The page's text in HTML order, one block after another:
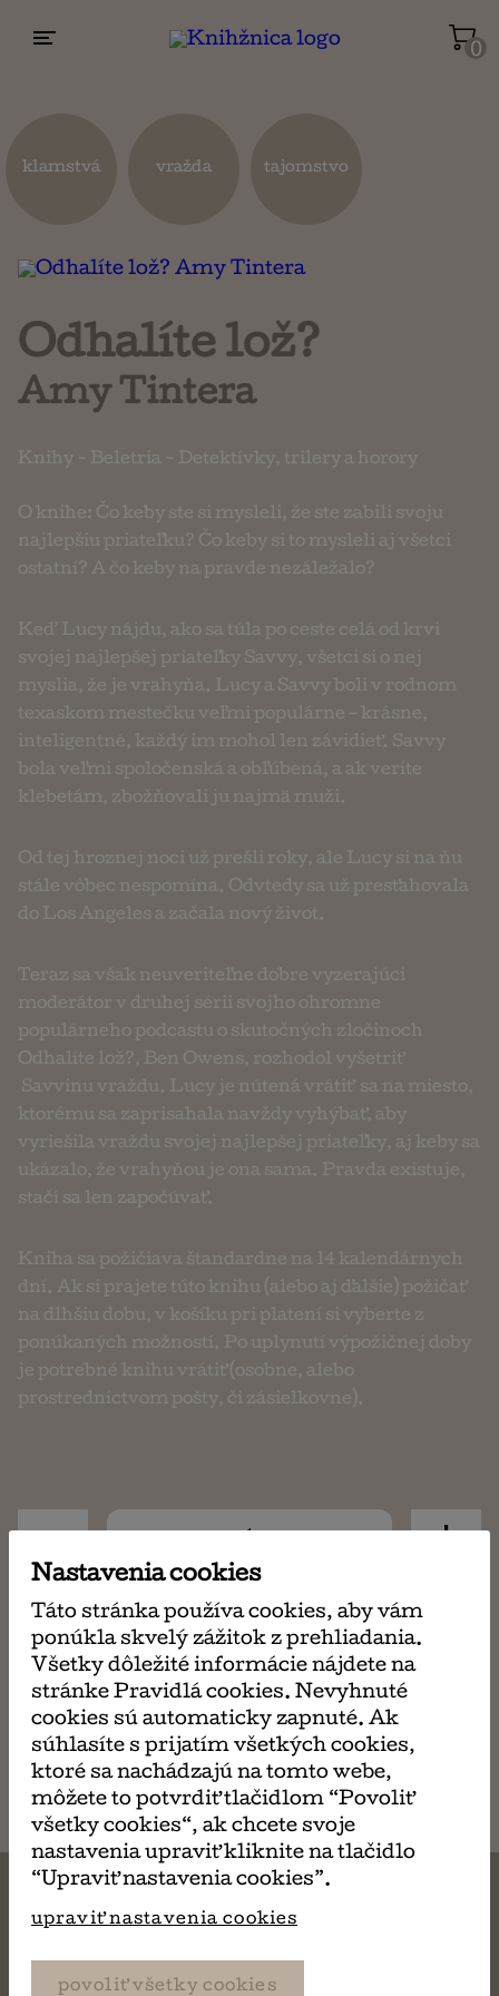
0
klamstvá vražda tajomstvo
Odhalíte lož?
Amy Tintera
Knihy - Beletria - Detektívky, trilery a horory
O knihe: Čo keby ste si mysleli, že ste zabili svoju
najlepšiu priateľku? Čo keby si to mysleli aj všetci
ostatní? A čo keby na pravde nezáležalo?
Keď Lucy nájdu, ako sa túla po ceste celá od krvi
svojej najlepšej priateľky Savvy, všetci si o nej
myslia, že je vrahyňa. Lucy a Savvy boli v rodnom
texaskom mestečku veľmi populárne – krásne,
inteligentné, každý im mohol len závidieť. Savvy
bola veľmi spoločenská a obľúbená, a ak veríte
klebetám, zbožňovali ju najmä muži.
Od tej hroznej noci už prešli roky, ale Lucy si na ňu
stále vôbec nespomína. Odvtedy sa už presťahovala
do Los Angeles a začala nový život.
Teraz sa však neuveriteľne dobre vyzerajúci
moderátor v druhej sérii svojho ohromne
populárneho podcastu o skutočných zločinoch
Odhalíte lož?, Ben Owens, rozhodol vyšetriť
Savvinu vraždu. Lucy je nútená vrátiť sa na miesto,
ktorému sa zaprisahala navždy vyhýbať, aby
vyriešila vraždu svojej najlepšej priateľky, aj keby sa
ukázalo, že vrahyňou je ona sama. Pravda existuje,
stačí sa len započúvať.
Kniha sa požičiava štandardne na 14 kalendárnych
dní. Ak si prajete túto knihu (alebo aj ďalšie) požičať
na dlhšiu dobu, v košíku pri platení si vyberte z
ponúkaných možností. Po uplynutí výpožičnej doby
je potrebné knihu vrátiť (osobne, alebo
prostredníctvom pošty, či zásielkovne).
- +
požičaj si
ma 3,20 €
napísať
email
MÔŽE SA VÁM TIEŽ
Nastavenia cookies
Táto stránka používa cookies, aby vám
ponúkla skvelý zážitok z prehliadania.
Všetky dôležité informácie nájdete na
stránke Pravidlá cookies. Nevyhnuté
cookies sú automaticky zapnuté. Ak
súhlasíte s prijatím všetkých cookies,
ktoré sa nachádzajú na tomto webe,
môžete to potvrdiť tlačidlom “Povoliť
všetky cookies“, ak chcete svoje
nastavenia upraviť kliknite na tlačidlo
“Upraviť nastavenia cookies”.
upraviť nastavenia cookies
povoliť všetky cookies